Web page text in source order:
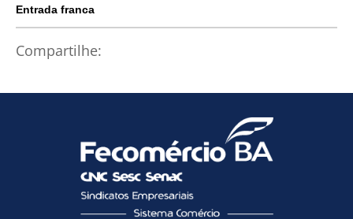
Entrada franca
Compartilhe: